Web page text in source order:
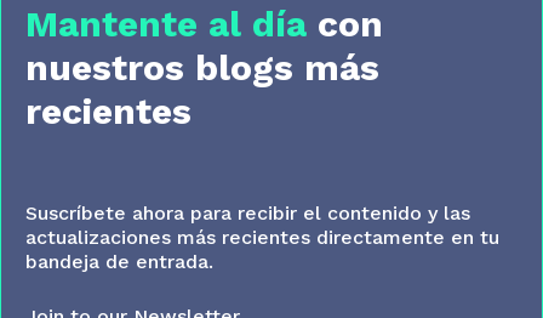
Mantente al día con
nuestros blogs más
recientes
Suscríbete ahora para recibir el contenido y las
actualizaciones más recientes directamente en tu
bandeja de entrada.